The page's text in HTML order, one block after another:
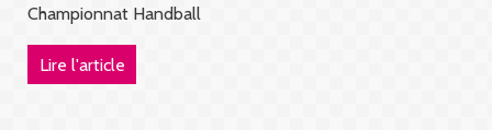
Championnat Handball
Lire l'article